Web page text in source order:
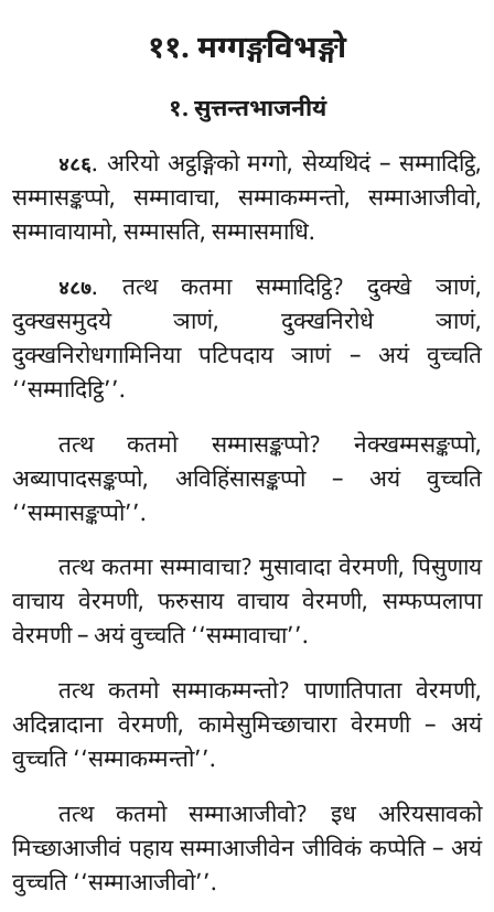
११. मग्गङ्गविभङ्गो
१. सुत्तन्तभाजनीयं
४८६. अरियो अट्ठङ्गिको मग्गो, सेय्यथिदं – सम्मादिट्ठि,
सम्मासङ्कप्पो, सम्मावाचा, सम्माकम्मन्तो, सम्माआजीवो,
सम्मावायामो, सम्मासति, सम्मासमाधि.
४८७. तत्थ कतमा सम्मादिट्ठि? दुक्खे ञाणं,
दुक्खसमुदये ञाणं, दुक्खनिरोधे ञाणं,
दुक्खनिरोधगामिनिया पटिपदाय ञाणं – अयं वुच्चति
‘‘सम्मादिट्ठि’’.
तत्थ कतमो सम्मासङ्कप्पो? नेक्खम्मसङ्कप्पो,
अब्यापादसङ्कप्पो, अविहिंसासङ्कप्पो – अयं वुच्चति
‘‘सम्मासङ्कप्पो’’.
तत्थ कतमा सम्मावाचा? मुसावादा वेरमणी, पिसुणाय
वाचाय वेरमणी, फरुसाय वाचाय वेरमणी, सम्फप्पलापा
वेरमणी – अयं वुच्चति ‘‘सम्मावाचा’’.
तत्थ कतमो सम्माकम्मन्तो? पाणातिपाता वेरमणी,
अदिन्नादाना वेरमणी, कामेसुमिच्छाचारा वेरमणी – अयं
वुच्चति ‘‘सम्माकम्मन्तो’’.
तत्थ कतमो सम्माआजीवो? इध अरियसावको
मिच्छाआजीवं पहाय सम्माआजीवेन जीविकं कप्पेति – अयं
वुच्चति ‘‘सम्माआजीवो’’.